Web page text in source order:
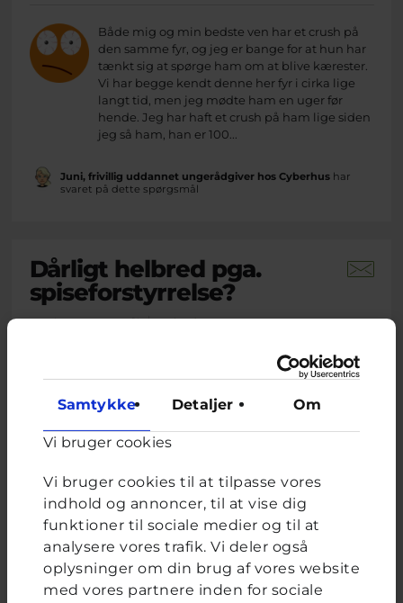
Samtykke Detaljer Om
Vi bruger cookies
Vi bruger cookies til at tilpasse vores
indhold og annoncer, til at vise dig
funktioner til sociale medier og til at
analysere vores trafik. Vi deler også
oplysninger om din brug af vores website
med vores partnere inden for sociale
Både mig og min bedste ven har et crush på
den samme fyr, og jeg er bange for at hun har
tænkt sig at spørge ham om at blive kærester.
Vi har begge kendt denne her fyr i cirka lige
langt tid, men jeg mødte ham en uger før
hende. Jeg har haft et crush på ham lige siden
jeg så ham, han er 100...
Juni, frivillig uddannet ungerådgiver hos Cyberhushar
svaret på dette spørgsmål
Dårligt helbred pga.
spiseforstyrrelse?
Brevkassespørgsmål
#Blandet
På det seneste har jeg udviklet noget jeg tror
er en spiseforstyrrelse. Jeg spiser ikke
morgenmad eller frokost, og kun en halv
portion aftensmad. Nogle gange ender jeg
med at spise et fuldt måltid og får mig selv til
svimmel, træt, mit hjerte...
Lukas, frivillig uddannet ungerådgiver hos Cyberhus
svaret på dette spørgsmål